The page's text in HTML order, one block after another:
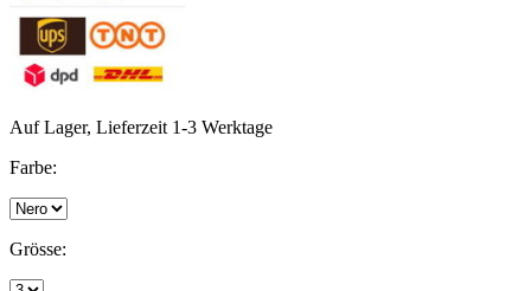
Auf Lager, Lieferzeit 1-3 Werktage
Farbe:
Grösse: